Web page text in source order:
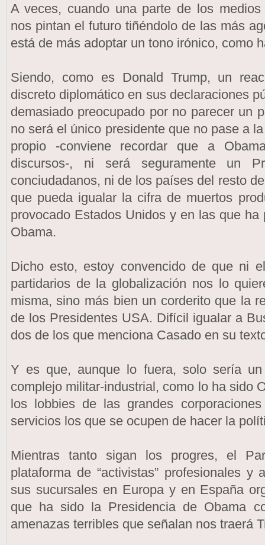
A veces, cuando una parte de los
nos pintan el futuro tiñéndolo de las más
está de más adoptar un tono irónico, como
Siendo, como es Donald Trump, un
discreto diplomático en sus declaraciones
demasiado preocupado por no parecer un
no será el único presidente que no pase a
propio -conviene recordar que a
discursos-, ni será seguramente un
conciudadanos, ni de los países del resto
que pueda igualar la cifra de muertos
provocado Estados Unidos y en las que
Obama.
Dicho esto, estoy convencido de que ni
partidarios de la globalización nos lo
misma, sino más bien un corderito que la
de los Presidentes USA. Difícil igualar a
dos de los que menciona Casado en su
Y es que, aunque lo fuera, solo sería
complejo militar-industrial, como lo ha sido
los lobbies de las grandes
servicios los que se ocupen de hacer la
Mientras tanto sigan los progres, el
plataforma de “activistas” profesionales
sus sucursales en Europa y en España
que ha sido la Presidencia de Obama
amenazas terribles que señalan nos traerá